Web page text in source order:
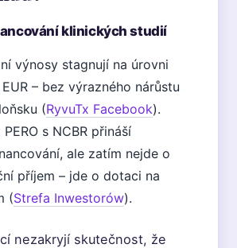
klinických studií
výnosy stagnují na úrovni
EUR – bez výrazného nárůstu
(RyvuTx Facebook).
s NCBR přináší
ale zatím nejde o
příjem – jde o dotaci na
(Strefa Inwestorów).
nezakryjí skutečnost, že